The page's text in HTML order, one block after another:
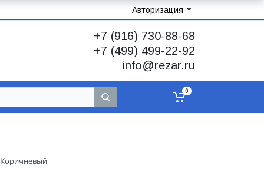
Авторизация
+7 (916) 730-88-68
+7 (499) 499-22-92
info@rezar.ru
0
Коричневый